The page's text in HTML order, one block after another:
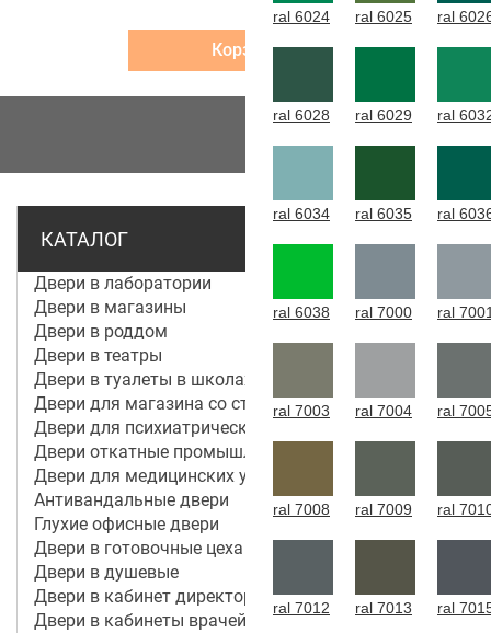
Корзина
КАТАЛОГ
Двери в лаборатории
Двери в магазины
Двери в роддом
Двери в театры
Двери в туалеты в школах
Двери для магазина со стеклом
Двери для психиатрической больницы
Двери откатные промышленные
Двери для медицинских учреждений и больниц
Антивандальные двери
Глухие офисные двери
Двери в готовочные цеха
Двери в душевые
Двери в кабинет директора, руководителя
Двери в кабинеты врачей
ral 6024 ral 6025 ral
ral 6028 ral 6029 ral
ral 6034 ral 6035 ral
ral 6038 ral 7000 ral
ral 7003 ral 7004 ral
ral 7008 ral 7009 ral
ral 7012 ral 7013 ral